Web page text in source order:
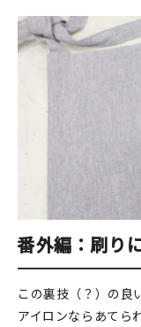
番外編：刷り
この裏技（？）の良
アイロンならあてら